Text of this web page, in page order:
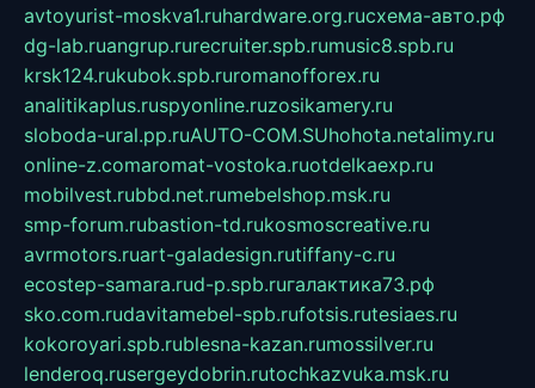
avtoyurist-moskva1.ruhardware.org.ruсхема-авто.рф
dg-lab.ruangrup.rurecruiter.spb.rumusic8.spb.ru
krsk124.rukubok.spb.ruromanofforex.ru
analitikaplus.ruspyonline.ruzosikamery.ru
sloboda-ural.pp.ruAUTO-COM.SUhohota.netalimy.ru
online-z.comaromat-vostoka.ruotdelkaexp.ru
mobilvest.rubbd.net.rumebelshop.msk.ru
smp-forum.rubastion-td.rukosmoscreative.ru
avrmotors.ruart-galadesign.rutiffany-c.ru
ecostep-samara.rud-p.spb.ruгалактика73.рф
sko.com.rudavitamebel-spb.rufotsis.rutesiaes.ru
kokoroyari.spb.rublesna-kazan.rumossilver.ru
lenderoq.rusergeydobrin.rutochkazvuka.msk.ru